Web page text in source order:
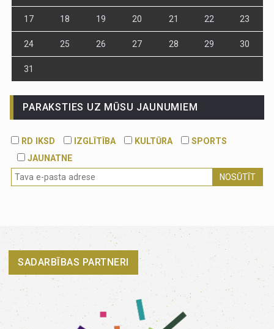
17 18 19 20 21 22 23
24 25 26 27 28 29 30
31
PARAKSTIES UZ MŪSU JAUNUMIEM
RD IKSD IZGLĪTĪBA KULTŪRA
SPORTS
JAUNATNE
NOSŪTĪT
SADARBĪBAS PARTNERI